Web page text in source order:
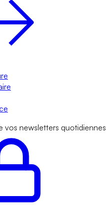
vos newsletters quotidiennes